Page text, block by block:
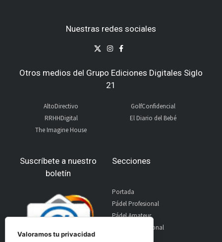
Nuestras redes sociales
Otros medios del Grupo Ediciones Digitales Siglo
21
AltoDirectivo
RRHHDigital
The Imagine House
GolfConfidencial
El Diario del Bebé
Suscríbete a nuestro
boletín
Secciones
Portada
Pádel Profesional
Pádel Amateur
Pádel Internacional
Valoramos tu privacidad